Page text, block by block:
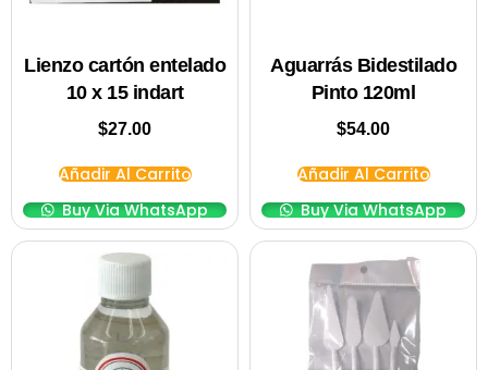
Lienzo cartón entelado
10 x 15 indart
$27.00
Añadir Al Carrito
Buy Via WhatsApp
Aguarrás Bidestilado
Pinto 120ml
$54.00
Añadir Al Carrito
Buy Via WhatsApp